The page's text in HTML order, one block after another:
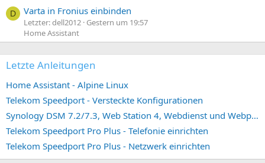
D Varta in Fronius einbinden
Letzter: dell2012 Gestern um 19:57
Home Assistant
Letzte Anleitungen
Home Assistant - Alpine Linux
Telekom Speedport - Versteckte Konfigurationen
Synology DSM 7.2/7.3, Web Station 4, Webdienst und Webportal erstellen (ehemals vHost)
Telekom Speedport Pro Plus - Telefonie einrichten
Telekom Speedport Pro Plus - Netzwerk einrichten